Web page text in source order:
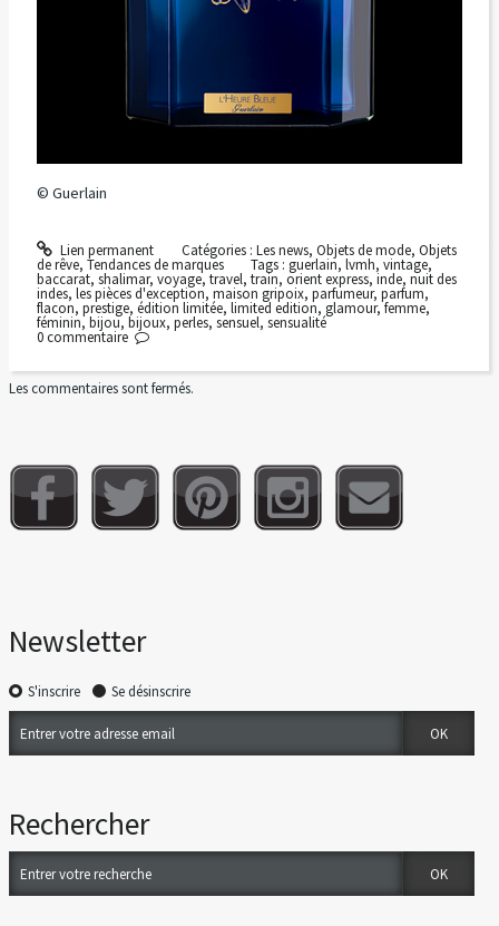
© Guerlain
Lien permanent Catégories : Les news, Objets de mode, Objets
de rêve, Tendances de marques Tags :guerlain,lvmh,vintage,
baccarat, shalimar, voyage, travel, train, orient express, inde, nuit des
indes, les pièces d'exception, maison gripoix, parfumeur, parfum,
flacon, prestige, édition limitée, limited edition, glamour,femme,
féminin, bijou, bijoux, perles, sensuel, sensualité
0 commentaire
Les commentaires sont fermés.
Newsletter
S'inscrire Se désinscrire
Rechercher